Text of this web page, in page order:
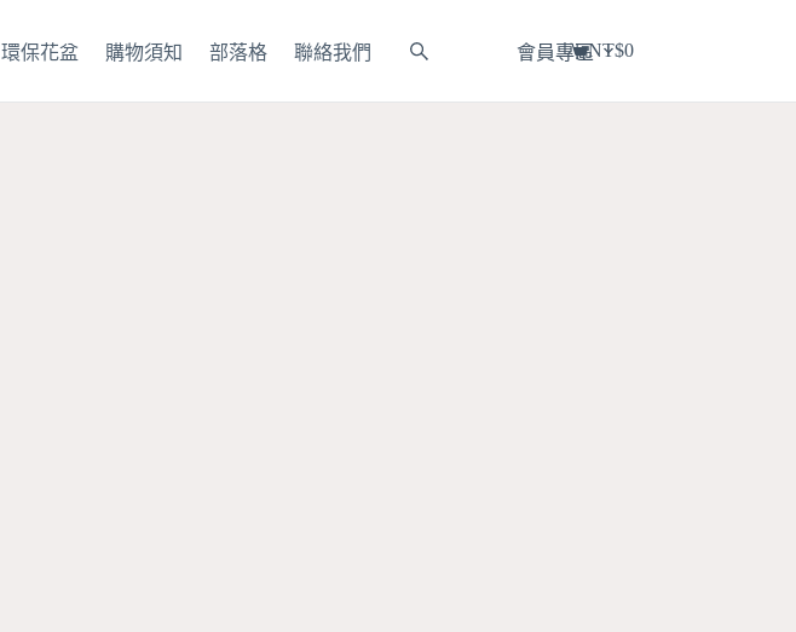
環保花盆 購物須知 部落格 聯絡我們 會員專區
購
NT$0